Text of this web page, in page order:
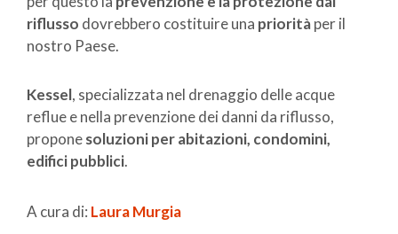
riflusso dovrebbero costituire una prioritàper il
nostro Paese.
Kessel, specializzata nel drenaggio delle acque
reflue e nella prevenzione dei danni da riflusso,
proponesoluzioni per abitazioni, condomini,
edifici pubblici.
A cura di: Laura Murgia